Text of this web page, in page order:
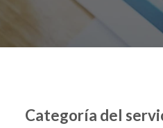
Categoría del